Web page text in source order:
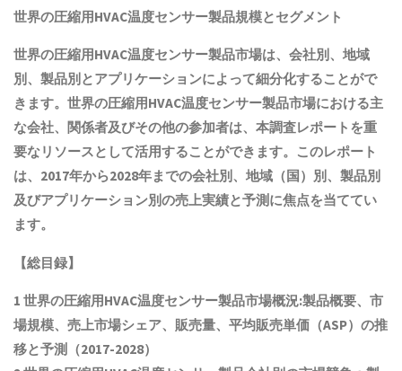
世界の圧縮用HVAC温度センサー製品規模とセグメント
世界の圧縮用HVAC温度センサー製品市場は、会社別、地域
別、製品別とアプリケーションによって細分化することがで
きます。世界の圧縮用HVAC温度センサー製品市場における主
な会社、関係者及びその他の参加者は、本調査レポートを重
要なリソースとして活用することができます。このレポート
は、2017年から2028年までの会社別、地域（国）別、製品別
及びアプリケーション別の売上実績と予測に焦点を当ててい
ます。
【総目録】
1 世界の圧縮用HVAC温度センサー製品市場概況:製品概要、市
場規模、売上市場シェア、販売量、平均販売単価（ASP）の推
移と予測 （2017-2028）